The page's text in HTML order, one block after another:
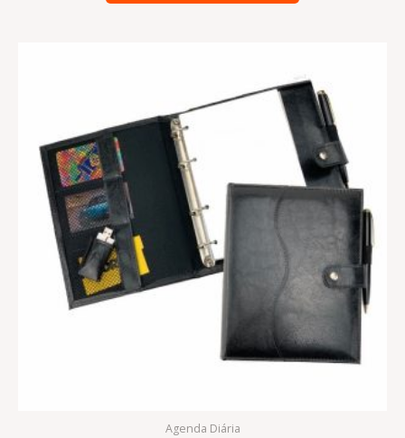
Agenda Diária